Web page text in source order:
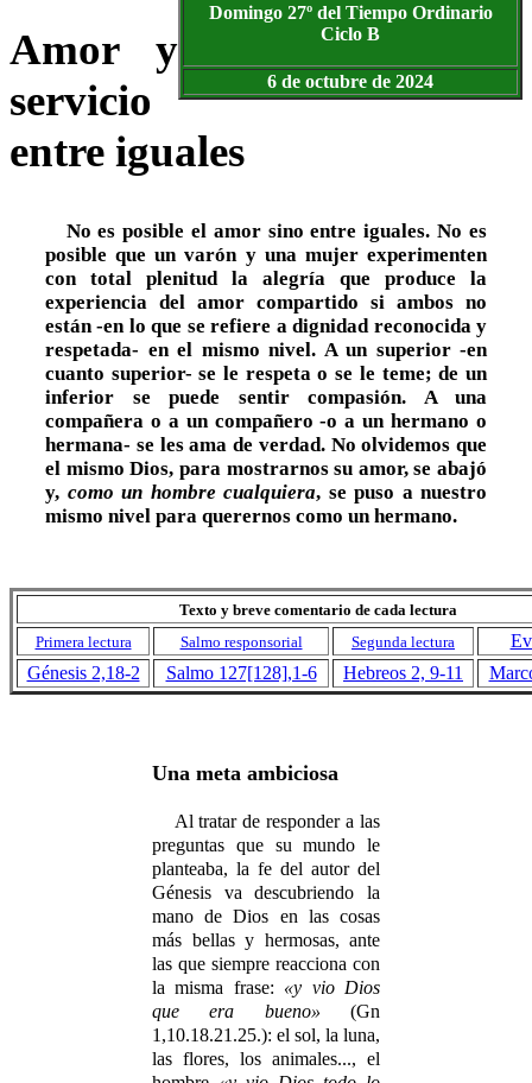
Domingo 27º del TiempoOrdinario
Ciclo B
6 de octubre de 2024
Amor y
servicio
entre iguales
No es posible el amor sino entre iguales. No es
posible que un varón y una mujer experimenten
con total plenitud la alegría que produce la
experiencia del amor compartido si ambos no
están -en lo que se refiere a dignidad reconocida y
respetada- en el mismo nivel. A un superior -en
cuanto superior- se le respeta o se le teme; de un
inferior se puede sentir compasión. A una
compañera o a un compañero -o a un hermano o
hermana- se les ama de verdad. No olvidemos que
el mismo Dios, para mostrarnos su amor, se abajó
y, como un hombre cualquiera, se puso a nuestro
mismo nivel para querernos como un hermano.
Texto y breve comentario de cada lectura
Primera lectura
Salmo responsorial Segunda lectura
Génesis 2,18-2
Salmo 127[128],1-6 Hebreos 2, 9-11
Una meta ambiciosa
Al tratar de responder a las
preguntas que su mundo le
planteaba, la fe del autor del
Génesis va descubriendo la
mano de Dios en las cosas
más bellas y hermosas, ante
las que siempre reacciona con
la misma frase: «y vio Dios
que era bueno» (Gn
1,10.18.21.25.): el sol, la luna,
las flores, los animales..., el